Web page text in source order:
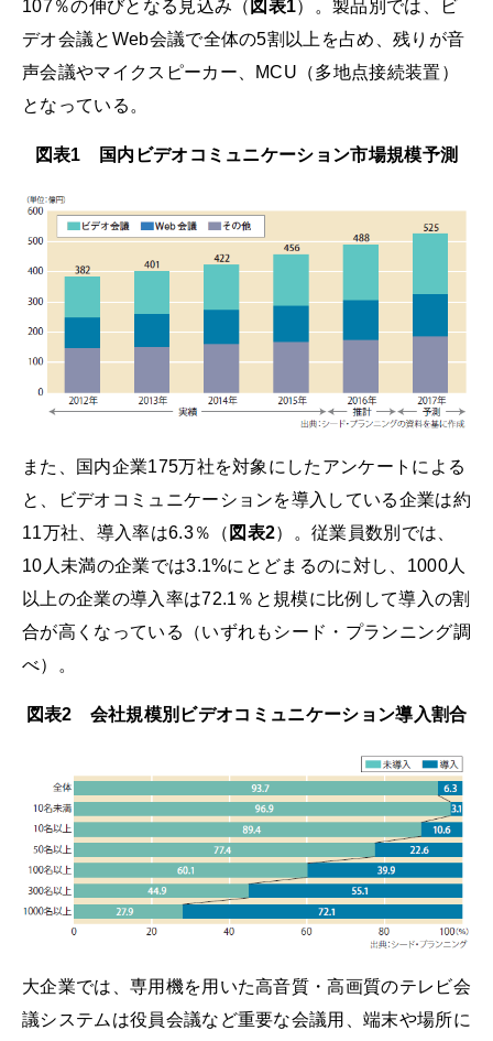
107％の伸びとなる見込み（ 図表1）。製品別では、ビ
デオ会議とWeb会議で全体の5割以上を占め、残りが音
声会議やマイクスピーカー、MCU（多地点接続装置）
となっている。
図表1 国内ビデオコミュニケーション市場規模予測
また、国内企業175万社を対象にしたアンケートによる
と、ビデオコミュニケーションを導入している企業は約
11万社、導入率は6.3％（ 図表2）。従業員数別では、
10人未満の企業では3.1%にとどまるのに対し、1000人
以上の企業の導入率は72.1％と規模に比例して導入の割
合が高くなっている（いずれもシード・プランニング調
べ）。
図表2 会社規模別ビデオコミュニケーション導入割合
大企業では、専用機を用いた高音質・高画質のテレビ会
議システムは役員会議など重要な会議用、端末や場所に